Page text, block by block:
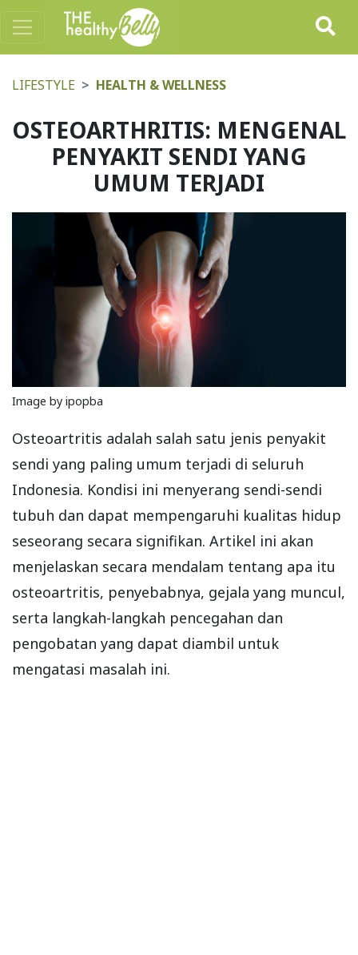
LIFESTYLE HEALTH & WELLNESS
OSTEOARTHRITIS: MENGENAL
PENYAKIT SENDI YANG
UMUM TERJADI
Image by ipopba
Osteoartritis adalah salah satu jenis penyakit
sendi yang paling umum terjadi di seluruh
Indonesia. Kondisi ini menyerang sendi-sendi
tubuh dan dapat mempengaruhi kualitas hidup
seseorang secara signifikan. Artikel ini akan
menjelaskan secara mendalam tentang apa itu
osteoartritis, penyebabnya, gejala yang muncul,
serta langkah-langkah pencegahan dan
pengobatan yang dapat diambil untuk
mengatasi masalah ini.